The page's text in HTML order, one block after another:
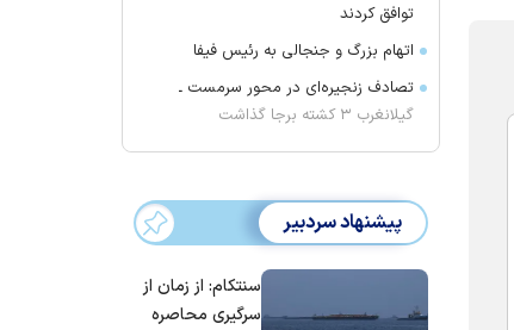
توافق کردند
اتهام بزرگ و جنجالی به رئیس فیفا
تصادف زنجیره‌ای در محور سرمست ـ
گیلانغرب ۳ کشته برجا گذاشت
پیشنهاد سردبیر
سنتکام: از زمان از
سرگیری محاصره